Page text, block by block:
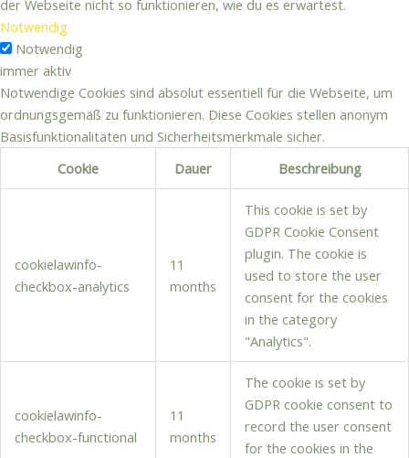
der Webseite nicht so funktionieren, wie du es erwartest.
Notwendig
Notwendig
immer aktiv
Notwendige Cookies sind absolut essentiell für die Webseite, um
ordnungsgemäß zu funktionieren. Diese Cookies stellen anonym
Basisfunktionalitäten und Sicherheitsmerkmale sicher.
Cookie
Dauer Beschreibung
cookielawinfo-
checkbox-analytics
11
months
This cookie is set by
GDPR Cookie Consent
plugin. The cookie is
used to store the user
consent for the cookies
in the category
"Analytics".
cookielawinfo-
checkbox-functional
11
months
The cookie is set by
GDPR cookie consent to
record the user consent
for the cookies in the